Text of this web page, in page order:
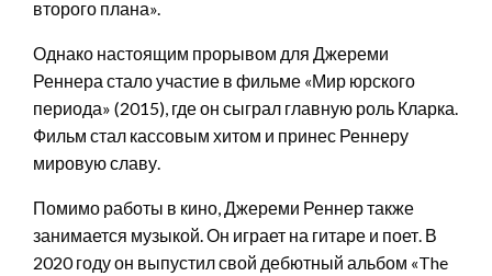
второго плана».
Однако настоящим прорывом для Джереми
Реннера стало участие в фильме «Мир юрского
периода» (2015), где он сыграл главную роль Кларка.
Фильм стал кассовым хитом и принес Реннеру
мировую славу.
Помимо работы в кино, Джереми Реннер также
занимается музыкой. Он играет на гитаре и поет. В
2020 году он выпустил свой дебютный альбом «The